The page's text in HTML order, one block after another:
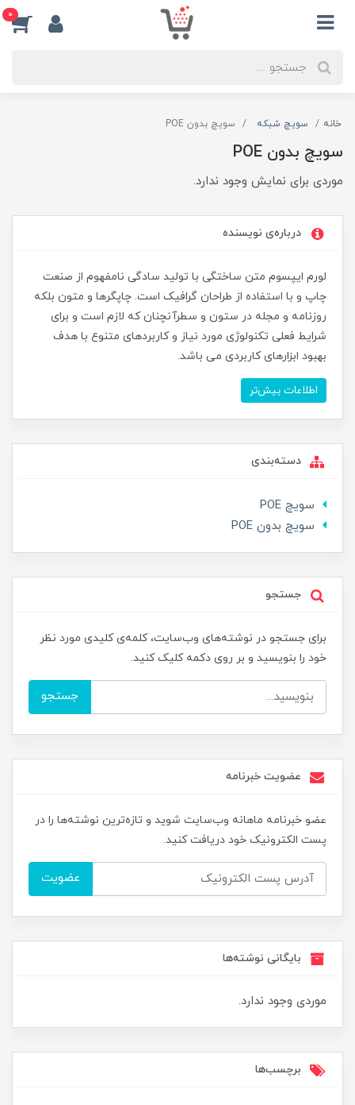
0
خانه سویچ شبکه سویچ بدون POE
سویچ بدون POE
موردی برای نمایش وجود ندارد.
درباره‌ی نویسنده
لورم ایپسوم متن ساختگی با تولید سادگی نامفهوم از صنعت
چاپ و با استفاده از طراحان گرافیک است. چاپگرها و متون بلکه
روزنامه و مجله در ستون و سطرآنچنان که لازم است و برای
شرایط فعلی تکنولوژی مورد نیاز و کاربردهای متنوع با هدف
بهبود ابزارهای کاربردی می باشد.
اطلاعات بیش‌تر
دسته‌بندی
سویچ POE
سویچ بدون POE
جستجو
برای جستجو در نوشته‌های وب‌سایت، کلمه‌ی کلیدی مورد نظر
خود را بنویسید و بر روی دکمه کلیک کنید.
جستجو
عضویت خبرنامه
عضو خبرنامه ماهانه وب‌سایت شوید و تازه‌ترین نوشته‌ها را در
پست الکترونیک خود دریافت کنید.
عضویت
بایگانی نوشته‌ها
موردی وجود ندارد.
برچسب‌ها